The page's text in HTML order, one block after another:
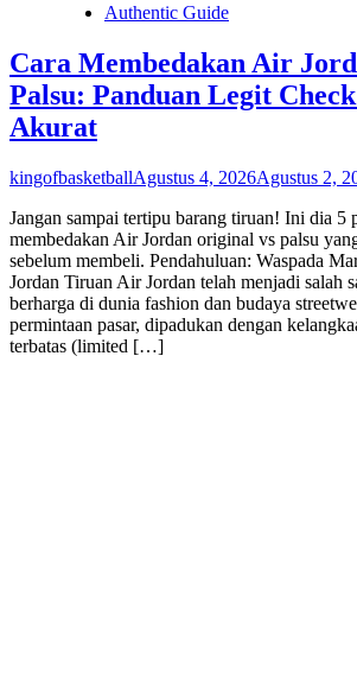
Authentic Guide
Cara Membedakan Air
Palsu: Panduan Legit
Akurat
kingofbasketballAgustus 4, 2026Agustus 2,
Jangan sampai tertipu barang tiruan! Ini dia 5
membedakan Air Jordan original vs palsu
sebelum membeli. Pendahuluan: Waspada
Jordan Tiruan Air Jordan telah menjadi salah
berharga di dunia fashion dan budaya
permintaan pasar, dipadukan dengan
terbatas (limited […]